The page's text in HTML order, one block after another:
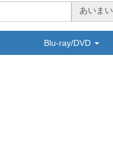
あいまい
Blu-ray/DVD